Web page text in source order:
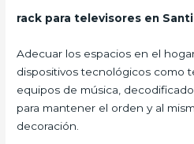
rack para televisores en
Adecuar los espacios en el
dispositivos tecnológicos como
equipos de música,
para mantener el orden y al
decoración.